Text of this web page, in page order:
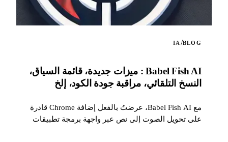
BLOG
/
IA
Babel Fish AI : ميزات جديدة، قائمة السياق،
النسخ التلقائي، مراقبة جودة الكود، إلخ
مع Babel Fish AI، عرضتُ بالفعل إضافة Chrome قادرة
على تحويل الصوت إلى نص عبر واجهة برمجة تطبيقات